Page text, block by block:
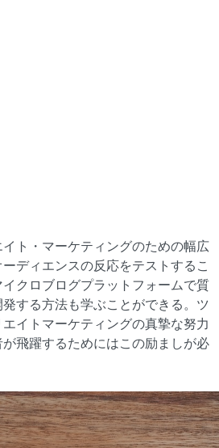
ト・マーケティングのための幅広
ディエンスの反応をテストするこ
クロブログプラットフォームで質
する方法も学ぶことができる。ツ
イトマーケティングの真摯な努力
飛躍するためにはこの励ましが必